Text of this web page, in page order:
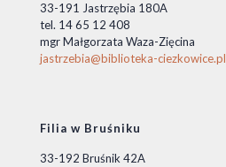
33-191 Jastrzębia 180A
tel. 14 65 12 408
mgr Małgorzata Waza-Zięcina
jastrzebia@biblioteka-ciezkowice.pl
Filia w Bruśniku
33-192 Bruśnik 42A